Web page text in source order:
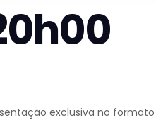
exclusiva no